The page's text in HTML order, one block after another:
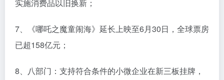
实施消费品以旧换新；
7、《哪吒之魔童闹海》延长上映至6月30日，全球票房
已超158亿元；
8、八部门：支持符合条件的小微企业在新三板挂牌，